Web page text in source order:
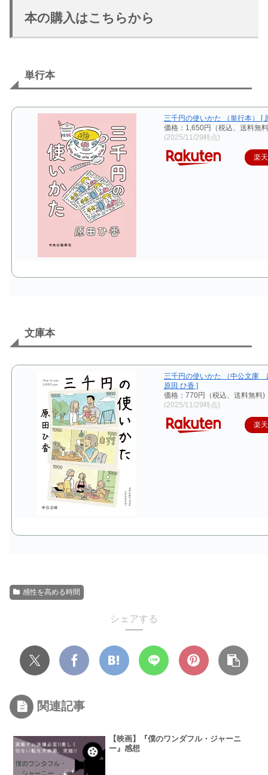
本の購入はこちらから
単行本
三千円の使いかた （単行本） [
価格：1,650円（税込、送料無
(2025/11/29時点)
楽
文庫本
三千円の使いかた （中公文庫
原田 ひ香 ]
価格：770円（税込、送料無料)
(2025/11/29時点)
楽
感性を高める時間
シェアする
関連記事
【映画】『僕のワンダフル・ジャーニ
ー』感想